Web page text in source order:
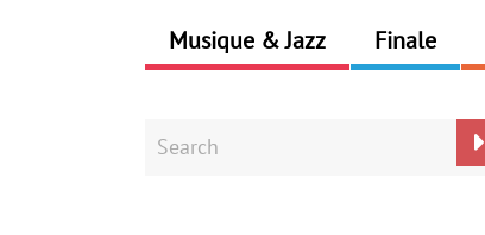
Musique & Jazz Finale